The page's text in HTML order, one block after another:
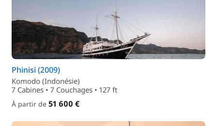
Phinisi (2009)
Komodo (Indonésie)
7 Cabines • 7 Couchages • 127 ft
À partir de 51 600 €